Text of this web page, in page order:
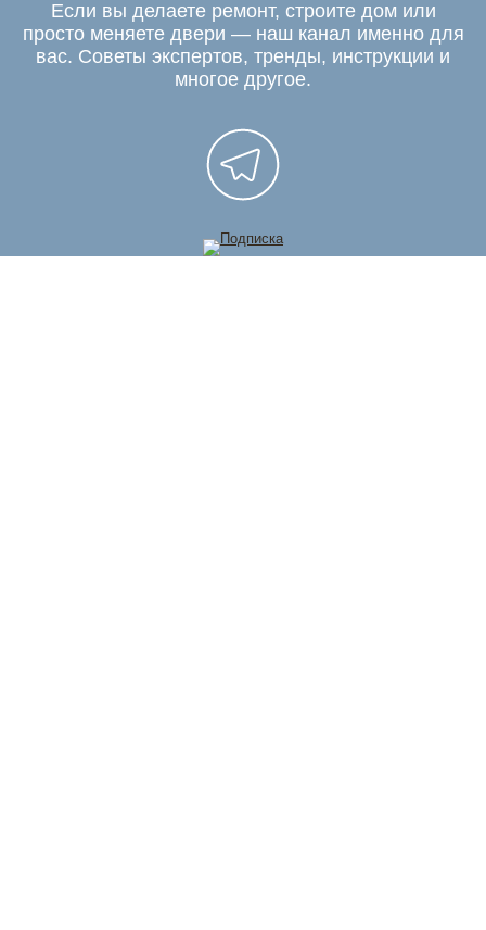
Если вы делаете ремонт, строите дом или
просто меняете двери — наш канал именно для
вас. Советы экспертов, тренды, инструкции и
многое другое.